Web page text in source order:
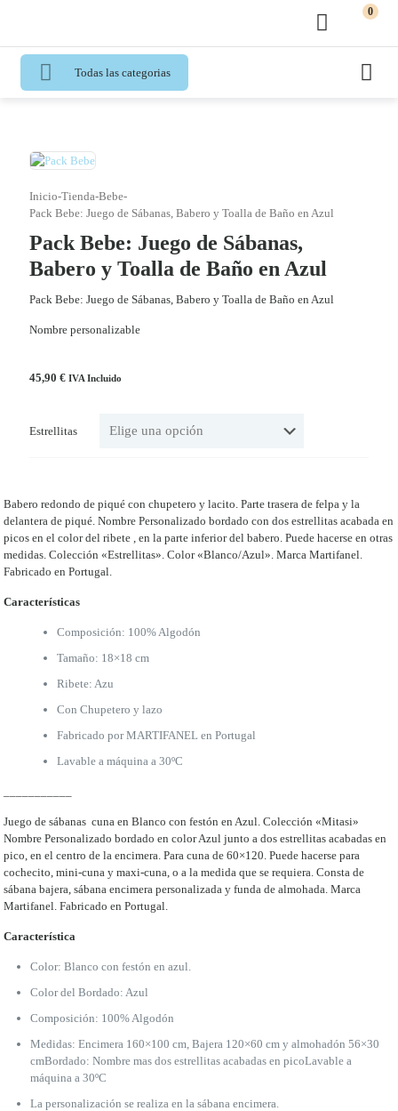
0
Todas las categorias
Inicio-Tienda-Bebe-
Pack Bebe: Juego de Sábanas, Babero y Toalla de Baño en Azul
Pack Bebe: Juego de Sábanas,
Babero y Toalla de Baño en Azul
Pack Bebe: Juego de Sábanas, Babero y Toalla de Baño en Azul
Nombre personalizable
45,90 € IVA Incluido
Estrellitas
Babero redondo de piqué con chupetero y lacito. Parte trasera de felpa y la
delantera de piqué. Nombre Personalizado bordado con dos estrellitas acabada en
picos en el color del ribete , en la parte inferior del babero. Puede hacerse en otras
medidas. Colección «Estrellitas». Color «Blanco/Azul». Marca Martifanel.
Fabricado en Portugal.
Características
Composición: 100% Algodón
Tamaño: 18×18 cm
Ribete: Azu
Con Chupetero y lazo
Fabricado por MARTIFANEL en Portugal
Lavable a máquina a 30ºC
Juego de sábanas cuna en Blanco con festón en Azul. Colección «Mitasi»
Nombre Personalizado bordado en color Azul junto a dos estrellitas acabadas en
pico, en el centro de la encimera. Para cuna de 60×120. Puede hacerse para
cochecito, mini-cuna y maxi-cuna, o a la medida que se requiera. Consta de
sábana bajera, sábana encimera personalizada y funda de almohada. Marca
Martifanel. Fabricado en Portugal.
Característica
Color: Blanco con festón en azul.
Color del Bordado: Azul
Composición: 100% Algodón
Medidas: Encimera 160×100 cm, Bajera 120×60 cm y almohadón 56×30
cmBordado: Nombre mas dos estrellitas acabadas en picoLavable a
máquina a 30ºC
La personalización se realiza en la sábana encimera.